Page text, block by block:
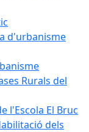
d'urbanisme
Rurals del
l'Escola El Bruc
dels